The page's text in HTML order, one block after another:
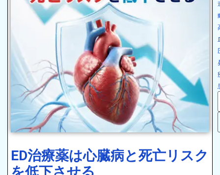
ED治療薬は心臓病と死亡リスク
を低下させる